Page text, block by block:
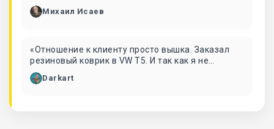
Михаил Исаев
«Отношение к клиенту просто вышка. Заказал
резиновый коврик в VW T5. И так как я не
успеваю приехать и забрать лично, то заказал в
почтовый автомат. Мне позвонили и сказали,
Darkart